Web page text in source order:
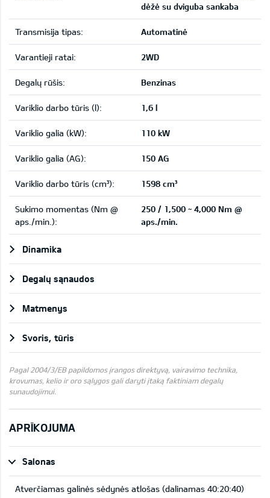
dėžė su dviguba sankaba
Transmisija tipas: Automatinė
Varantieji ratai: 2WD
Degalų rūšis: Benzinas
Variklio darbo tūris (l): 1,6 l
Variklio galia (kW): 110 kW
Variklio galia (AG): 150 AG
Variklio darbo tūris (cm³): 1598 cm³
Sukimo momentas (Nm @
aps./min.):
250 / 1,500 ~ 4,000 Nm @
aps./min.
Dinamika
Degalų sąnaudos
Matmenys
Svoris, tūris
Pagal 2004/3/EB papildomos įrangos direktyvą, vairavimo technika,
krovumas, kelio ir oro sąlygos gali daryti įtaką faktiniam degalų
sunaudojimui.
APRĪKOJUMA
Salonas
Atverčiamas galinės sėdynės atlošas (dalinamas 40:20:40)